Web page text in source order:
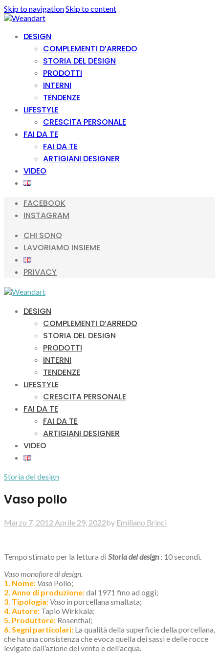
Skip to navigationSkip to content
DESIGN
COMPLEMENTI D’ARREDO
STORIA DEL DESIGN
PRODOTTI
INTERNI
TENDENZE
LIFESTYLE
CRESCITA PERSONALE
FAI DA TE
FAI DA TE
ARTIGIANI DESIGNER
VIDEO
FACEBOOK
INSTAGRAM
CHI SONO
LAVORIAMO INSIEME
PRIVACY
DESIGN
COMPLEMENTI D’ARREDO
STORIA DEL DESIGN
PRODOTTI
INTERNI
TENDENZE
LIFESTYLE
CRESCITA PERSONALE
FAI DA TE
FAI DA TE
ARTIGIANI DESIGNER
VIDEO
Storia del design
Vaso pollo
Marzo 7, 2012 Aprile 29, 2022by Emiliano Brinci
Tempo stimato per la lettura di Storia del design: 10 secondi.
Vaso monofiore di design.
1. Nome: Vaso Pollo;
2. Anno di produzione:dal 1971 fino ad oggi;
3. Tipologia: Vaso in porcellana smaltata;
4. Autore: Tapio Wirkkala;
5. Produttore: Rosenthal;
6. Segni particolari: La qualità della superficie della porcellana,
che ha una consistenza che evoca quella dei sassi e delle rocce
levigate dall’azione del vento e dell’acqua.